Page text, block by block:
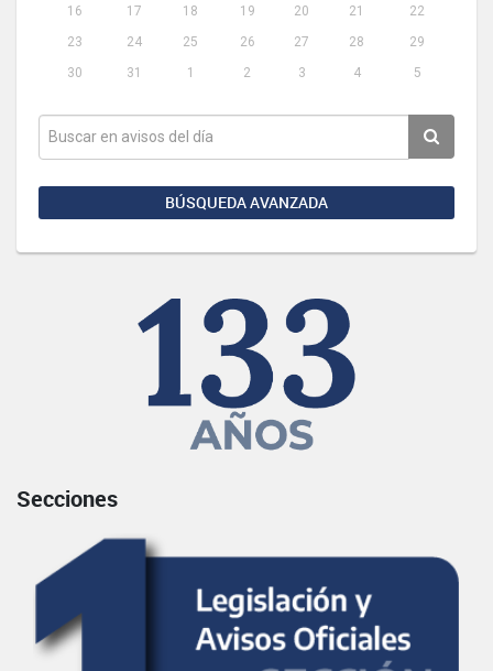
16
17 18 19 20 21
22
23
24 25 26 27 28
29
30
31 1 2 3 4 5
BÚSQUEDA AVANZADA
Secciones